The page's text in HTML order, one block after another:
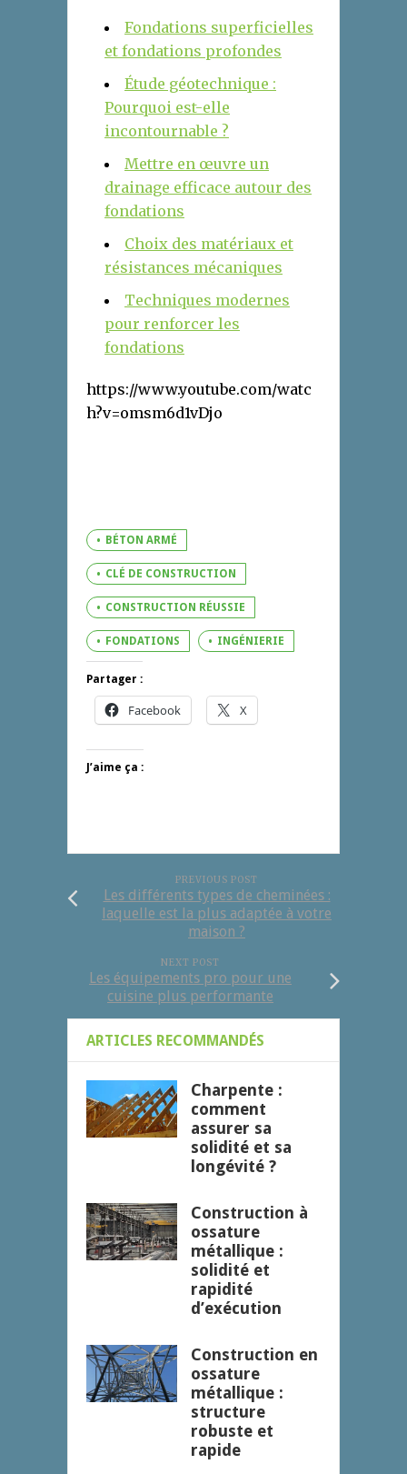
Fondations superficielles
et fondations profondes
Étude géotechnique :
Pourquoi est-elle
incontournable ?
Mettre en œuvre un
drainage efficace autour des
fondations
Choix des matériaux et
résistances mécaniques
Techniques modernes
pour renforcer les
fondations
https://www.youtube.com/watc
h?v=omsm6d1vDjo
BÉTON ARMÉ
CLÉ DE CONSTRUCTION
CONSTRUCTION RÉUSSIE
FONDATIONS INGÉNIERIE
Partager :
Facebook X
J’aime ça :
PREVIOUS POST
Les différents types de cheminées :
laquelle est la plus adaptée à votre
maison ?
NEXT POST
Les équipements pro pour une
cuisine plus performante
ARTICLES RECOMMANDÉS
Charpente :
comment
assurer sa
solidité et sa
longévité ?
Construction à
ossature
métallique :
solidité et
rapidité
d’exécution
Construction en
ossature
métallique :
structure
robuste et
rapide